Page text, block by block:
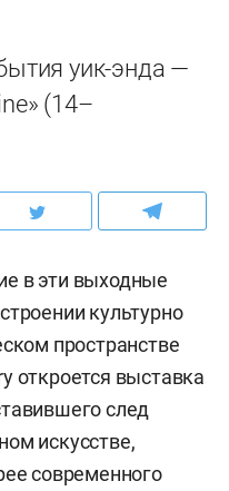
уик-энда —
(14–
в эти выходные
культурно
пространстве
откроется выставка
след
искусстве,
современного